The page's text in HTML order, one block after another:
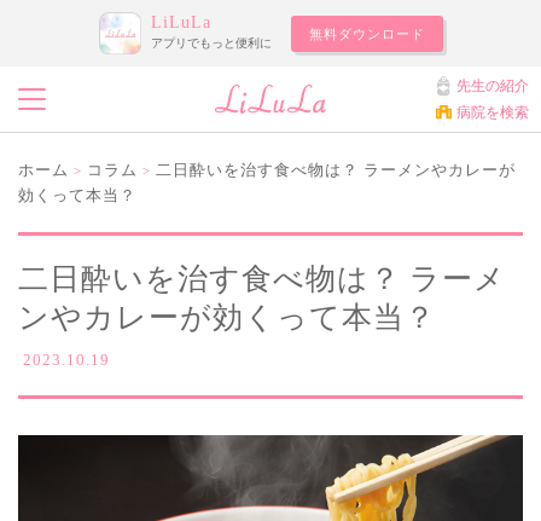
LiLuLa
アプリでもっと便利に
無料ダウンロード
先生の紹介
病院を検索
ホーム > コラム > 二日酔いを治す食べ物は？ ラーメンやカレーが
効くって本当？
二日酔いを治す食べ物は？ ラーメ
ンやカレーが効くって本当？
2023.10.19